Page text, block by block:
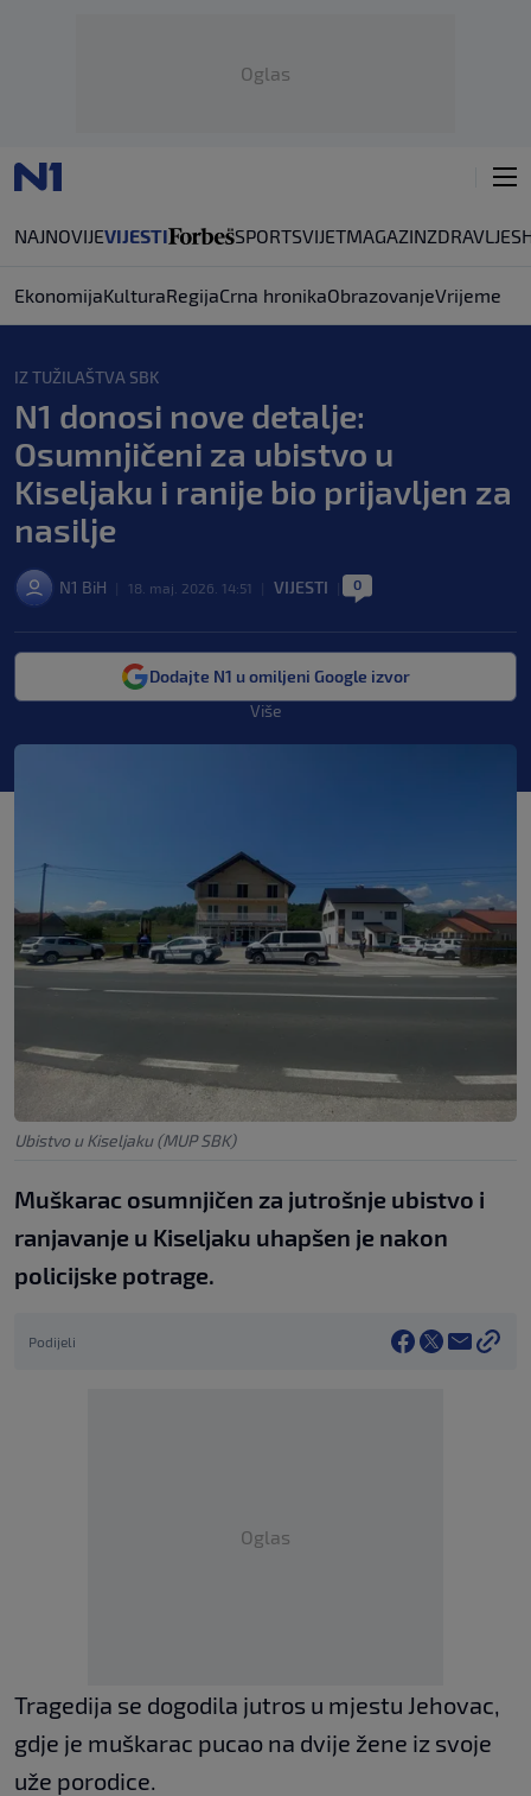
Oglas
NAJNOVIJEVIJESTI SPORTSVIJETMAGAZINZDRAVLJE
EkonomijaKulturaRegijaCrna hronikaObrazovanjeVrijeme
IZ TUŽILAŠTVA SBK
N1 donosi nove detalje:
Osumnjičeni za ubistvo u
Kiseljaku i ranije bio prijavljen za
nasilje
N1 BiH 18. maj. 2026. 14:51 VIJESTI 0
Dodajte N1 u omiljeni Google izvor
Više
Ubistvo u Kiseljaku (MUP SBK)
Muškarac osumnjičen za jutrošnje ubistvo i
ranjavanje u Kiseljaku uhapšen je nakon
policijske potrage.
Podijeli
Oglas
Tragedija se dogodila jutros u mjestu Jehovac,
gdje je muškarac pucao na dvije žene iz svoje
uže porodice.